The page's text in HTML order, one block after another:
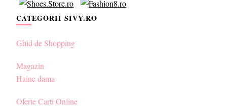
CATEGORII SIVY.RO
Ghid de Shopping
Magazin
Haine dama
Oferte Carti Online